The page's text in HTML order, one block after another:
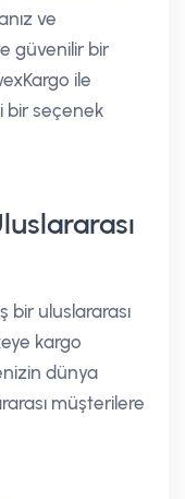
ve
güvenilir bir
ile
bir seçenek
bir uluslararası
kargo
dünya
müşterilere